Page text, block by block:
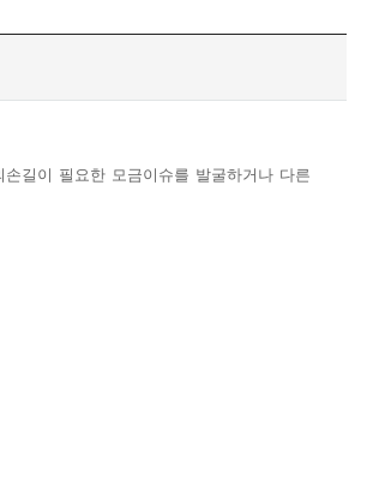
길이 필요한 모금이슈를 발굴하거나 다른